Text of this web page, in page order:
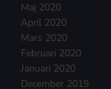
Maj 2020
April 2020
Mars 2020
Februari 2020
Januari 2020
December 2019